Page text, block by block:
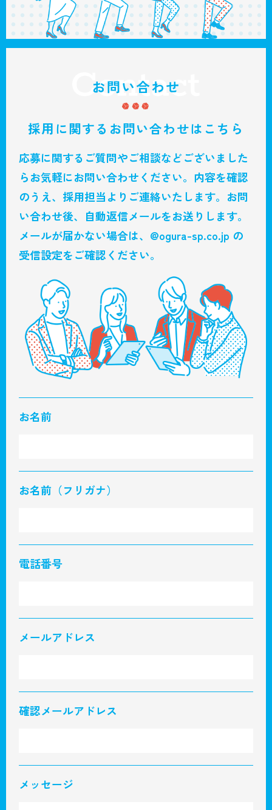
採用に関するお問い合わせはこちら
応募に関するご質問やご相談などございました
らお気軽にお問い合わせください。 内容を確認
のうえ、採用担当よりご連絡いたします。 お問
い合わせ後、自動返信メールをお送りします。
メールが届かない場合は、@ogura-sp.co.jp の
受信設定をご確認ください。
お名前
お名前（フリガナ）
電話番号
メールアドレス
確認メールアドレス
メッセージ